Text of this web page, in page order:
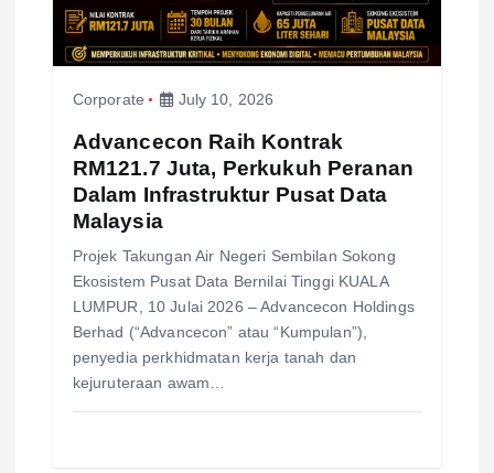
Corporate July 10, 2026
Advancecon Raih Kontrak
RM121.7 Juta, Perkukuh Peranan
Dalam Infrastruktur Pusat Data
Malaysia
Projek Takungan Air Negeri Sembilan Sokong
Ekosistem Pusat Data Bernilai Tinggi KUALA
LUMPUR, 10 Julai 2026 – Advancecon Holdings
Berhad (“Advancecon” atau “Kumpulan”),
penyedia perkhidmatan kerja tanah dan
kejuruteraan awam…